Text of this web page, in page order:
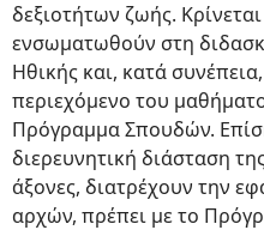
δεξιοτήτων ζωής.
ενσωματωθούν στη
Ηθικής και, κατά
περιεχόμενο του
Πρόγραμμα Σπουδών.
διερευνητική διάσταση
άξονες, διατρέχουν την
αρχών, πρέπει με το